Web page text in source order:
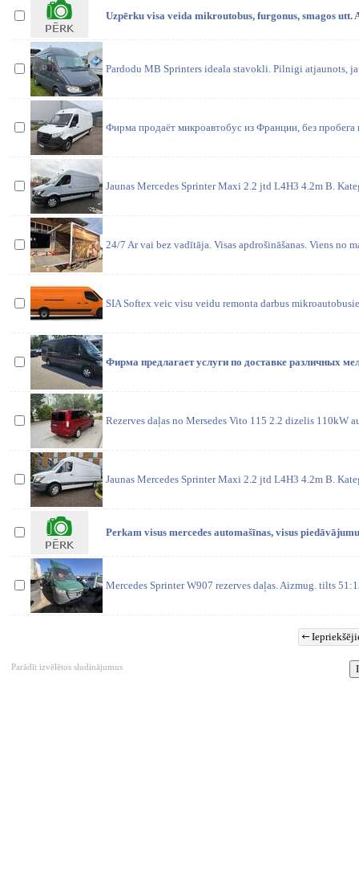
Uzpērku visa veida mikroutobus, furgonus, smagos
Pardodu MB Sprinters ideala stavokli. Pilnigi atjaunots,
Фирма продаёт микроавтобус из Франции, без
Jaunas Mercedes Sprinter Maxi 2.2 jtd L4H3 4.2m B.
24/7 Ar vai bez vadītāja. Visas apdrošināšanas. Viens no
SIA Softex veic visu veidu remonta darbus
Фирма предлагает услуги по доставке различных
Rezerves daļas no Mersedes Vito 115 2.2 dizelis 110kW
Jaunas Mercedes Sprinter Maxi 2.2 jtd L4H3 4.2m B.
Perkam visus mercedes automašīnas, visus
Mercedes Sprinter W907 rezerves daļas. Aizmug. tilts
Parādīt izvēlētos sludinājumus